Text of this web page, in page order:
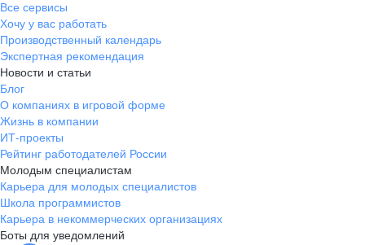
Все сервисы
Хочу у вас работать
Производственный календарь
Экспертная рекомендация
Новости и статьи
Блог
О компаниях в игровой форме
Жизнь в компании
ИТ-проекты
Рейтинг работодателей России
Молодым специалистам
Карьера для молодых специалистов
Школа программистов
Карьера в некоммерческих организациях
Боты для уведомлений